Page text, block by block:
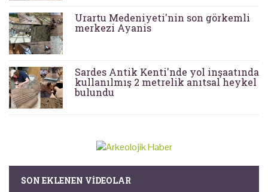
Urartu Medeniyeti'nin son görkemli
merkezi Ayanis
Sardes Antik Kenti'nde yol inşaatında
kullanılmış 2 metrelik anıtsal heykel
bulundu
SON EKLENEN VIDEOLAR